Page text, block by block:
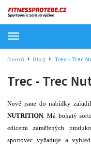
Domů / Blog / Trec - Trec
Trec - Trec
Nově jsme do nabídky
NUTRITION. Má bohatý
edicemi zaměřených
sportovec vyžaduje a